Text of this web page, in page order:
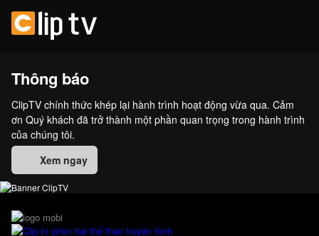
Thông báo
ClipTV chính thức khép lại hành trình hoạt động vừa qua. Cảm
ơn Quý khách đã trở thành một phần quan trọng trong hành trình
của chúng tôi.
Xem ngay